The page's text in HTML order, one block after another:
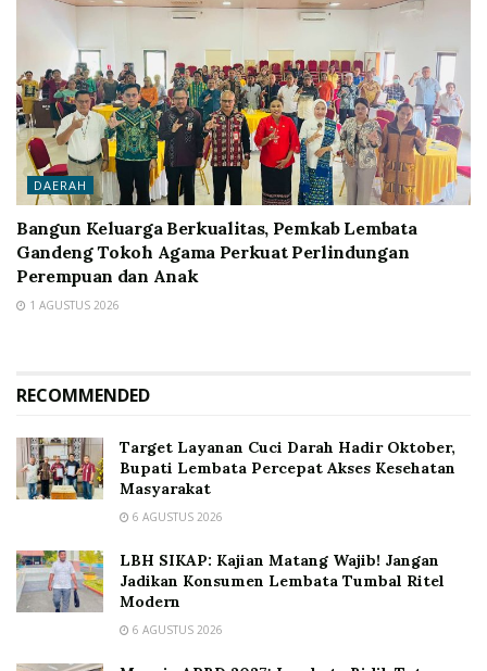
DAERAH
Bangun Keluarga Berkualitas, Pemkab Lembata
Gandeng Tokoh Agama Perkuat Perlindungan
Perempuan dan Anak
1 AGUSTUS 2026
RECOMMENDED
Target Layanan Cuci Darah Hadir Oktober,
Bupati Lembata Percepat Akses Kesehatan
Masyarakat
6 AGUSTUS 2026
LBH SIKAP: Kajian Matang Wajib! Jangan
Jadikan Konsumen Lembata Tumbal Ritel
Modern
6 AGUSTUS 2026